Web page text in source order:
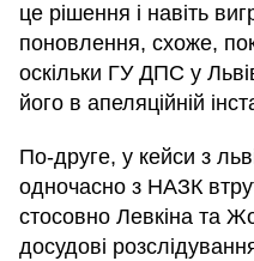
це рішення і навіть
поновлення, схоже,
оскільки ГУ ДПС у
його в апеляційній
По-друге, у кейси з
одночасно з НАЗК
стосовно Левкіна та
досудові